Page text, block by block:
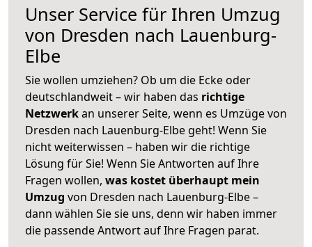
Unser Service für Ihren Umzug
von Dresden nach Lauenburg-
Elbe
Sie wollen umziehen? Ob um die Ecke oder
deutschlandweit – wir haben das richtige
Netzwerkan unserer Seite, wenn es Umzüge von
Dresden nach Lauenburg-Elbe geht! Wenn Sie
nicht weiterwissen – haben wir die richtige
Lösung für Sie! Wenn Sie Antworten auf Ihre
Fragen wollen, was kostet überhaupt mein
Umzug von Dresden nach Lauenburg-Elbe –
dann wählen Sie sie uns, denn wir haben immer
die passende Antwort auf Ihre Fragen parat.